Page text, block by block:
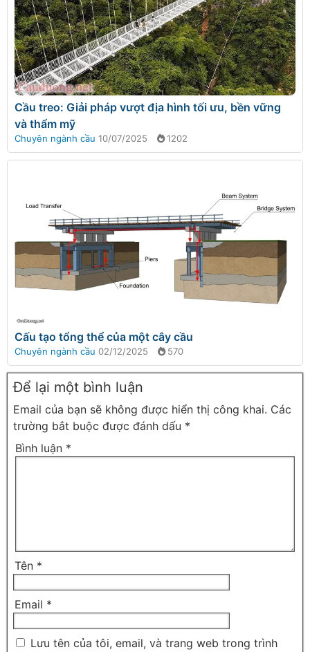
Cầu treo: Giải pháp vượt địa hình tối ưu, bền vững
và thẩm mỹ
Chuyên ngành cầu 10/07/2025 1202
Cấu tạo tổng thể của một cây cầu
Chuyên ngành cầu 02/12/2025 570
Để lại một bình luận
Email của bạn sẽ không được hiển thị công khai. Các
trường bắt buộc được đánh dấu *
Bình luận *
Tên *
Email *
Lưu tên của tôi, email, và trang web trong trình